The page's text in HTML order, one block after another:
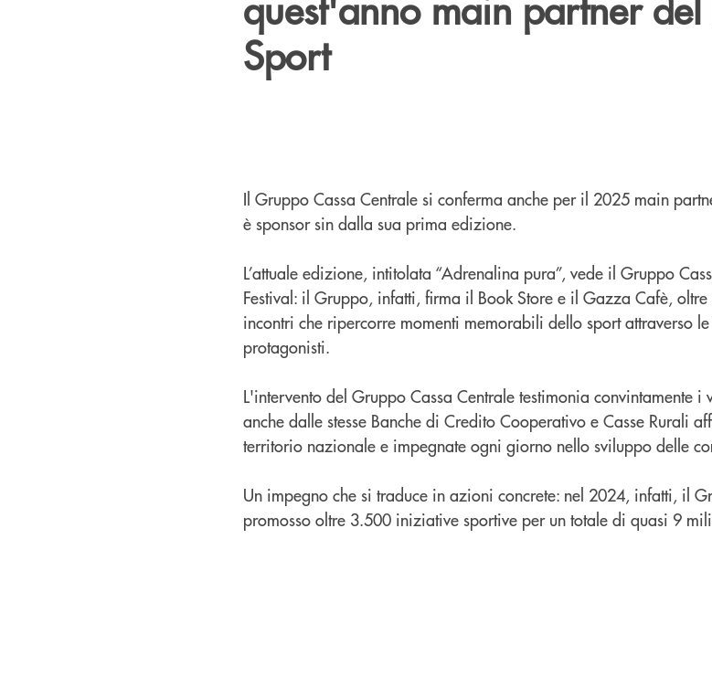
Sport
Il Gruppo Cassa Centrale si conferma anche per il 2025 main
è sponsor sin dalla sua prima edizione.
L’attuale edizione, intitolata “Adrenalina pura”, vede il Gruppo
Festival: il Gruppo, infatti, firma il Book Store e il Gazza Cafè,
incontri che ripercorre momenti memorabili dello sport attraverso
protagonisti.
L'intervento del Gruppo Cassa Centrale testimonia convintamente
anche dalle stesse Banche di Credito Cooperativo e Casse Rurali
territorio nazionale e impegnate ogni giorno nello sviluppo delle
Un impegno che si traduce in azioni concrete: nel 2024, infatti, il
promosso oltre 3.500 iniziative sportive per un totale di quasi 9